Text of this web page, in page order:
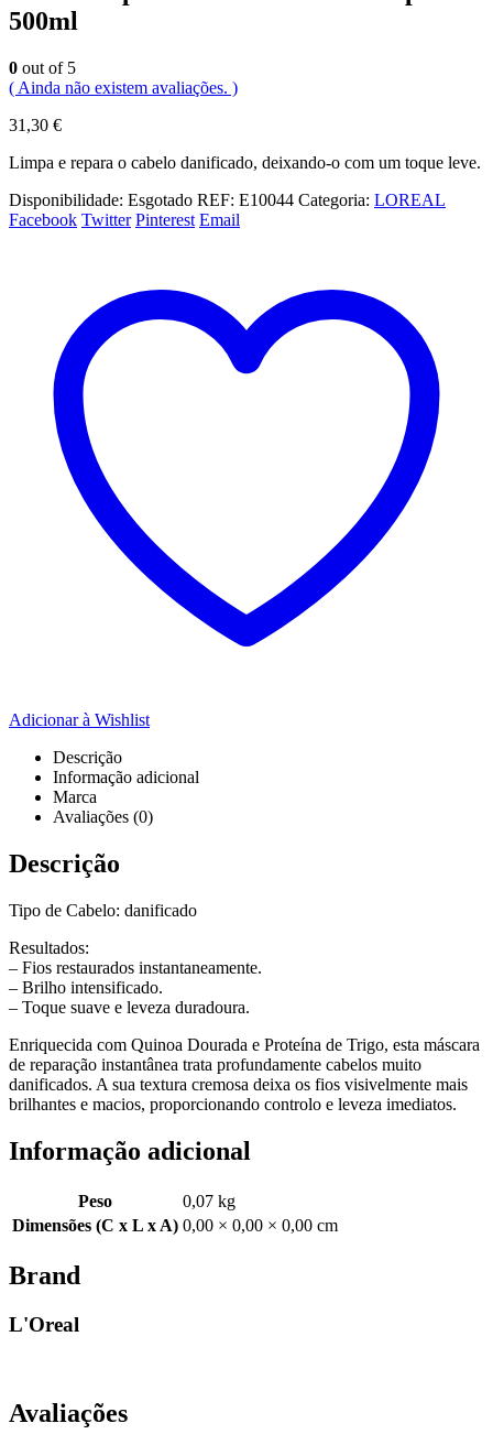
500ml
0 out of 5
( Ainda não existem avaliações. )
31,30 €
Limpa e repara o cabelo danificado, deixando-o com um toque leve.
Disponibilidade: Esgotado REF: E10044 Categoria: LOREAL
Facebook Twitter Pinterest Email
Adicionar à Wishlist
Descrição
Informação adicional
Marca
Avaliações (0)
Descrição
Tipo de Cabelo: danificado
Resultados:
– Fios restaurados instantaneamente.
– Brilho intensificado.
– Toque suave e leveza duradoura.
Enriquecida com Quinoa Dourada e Proteína de Trigo, esta máscara
de reparação instantânea trata profundamente cabelos muito
danificados. A sua textura cremosa deixa os fios visivelmente mais
brilhantes e macios, proporcionando controlo e leveza imediatos.
Informação adicional
Peso
0,07 kg
Dimensões (C x L x A) 0,00 × 0,00 × 0,00 cm
Brand
L'Oreal
Avaliações